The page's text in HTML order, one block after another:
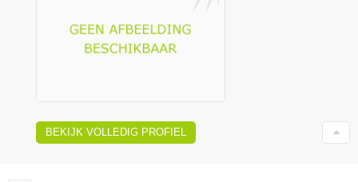
BEKIJK VOLLEDIG PROFIEL